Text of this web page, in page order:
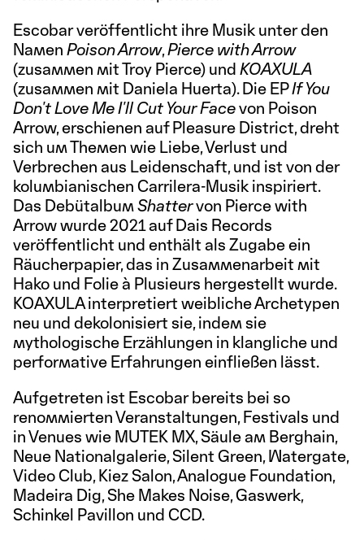
Escobar veröffentlicht ihre Musik unter den
Namen Poison Arrow,Pierce with Arrow
(zusammen mit Troy Pierce) und KOAXULA
(zusammen mit Daniela Huerta). Die EPIf You
Don't Love Me I'll Cut Your Facevon Poison
Arrow, erschienen auf Pleasure District, dreht
sich um Themen wie Liebe, Verlust und
Verbrechen aus Leidenschaft, und ist von der
kolumbianischen Carrilera-Musik inspiriert.
Das DebütalbumShattervon Pierce with
Arrow wurde 2021 auf Dais Records
veröffentlicht und enthält als Zugabe ein
Räucherpapier, das in Zusammenarbeit mit
Hako und Folie à Plusieurs hergestellt wurde.
KOAXULA interpretiert weibliche Archetypen
neu und dekolonisiert sie, indem sie
mythologische Erzählungen in klangliche und
performative Erfahrungen einfließen lässt.
Aufgetreten ist Escobar bereits bei so
renommierten Veranstaltungen, Festivals und
in Venues wie MUTEK MX, Säule am Berghain,
Neue Nationalgalerie, Silent Green, Watergate,
Video Club, Kiez Salon, Analogue Foundation,
Madeira Dig, She Makes Noise, Gaswerk,
Schinkel Pavillon und CCD.